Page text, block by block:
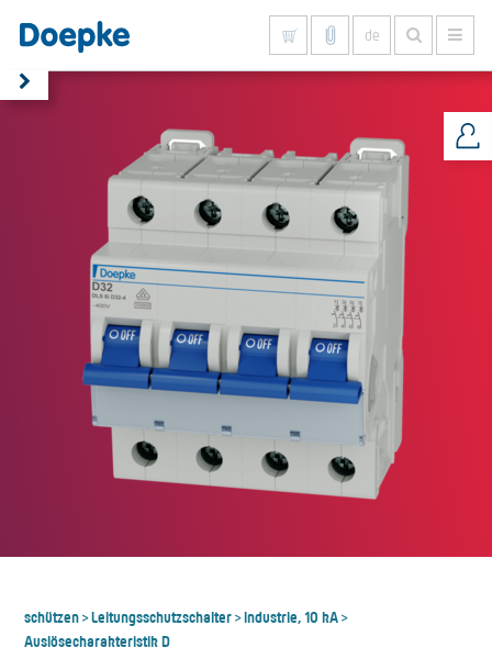
de
schützen>Leitungsschutzschalter>Industrie, 10 kA>
Auslösecharakteristik D